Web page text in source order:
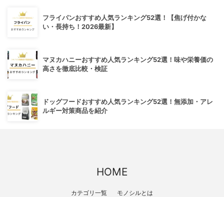
フライパンおすすめ人気ランキング52選！【焦げ付かな
い・長持ち！2026最新】
マヌカハニーおすすめ人気ランキング52選！味や栄養価の
高さを徹底比較・検証
ドッグフードおすすめ人気ランキング52選！無添加・アレ
ルギー対策商品を紹介
HOME
カテゴリ一覧 モノシルとは